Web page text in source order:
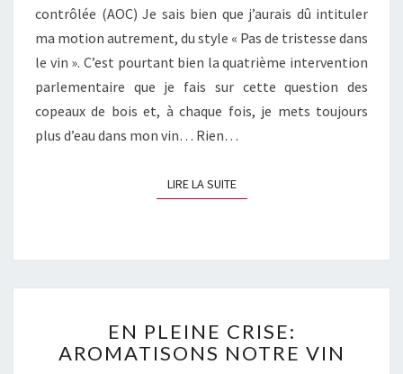
contrôlée (AOC) Je sais bien que j’aurais dû intituler
ma motion autrement, du style « Pas de tristesse dans
le vin ». C’est pourtant bien la quatrième intervention
parlementaire que je fais sur cette question des
copeaux de bois et, à chaque fois, je mets toujours
plus d’eau dans mon vin… Rien…
LIRE LA SUITELIRE LA SUITE
PLEINE
CRISE:
EN PLEINE CRISE:
AROMATISONS NOTRE VIN